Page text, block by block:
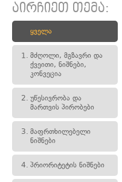
აირჩიეთ თემა:
ყველა
1. მძღოლი, მგზავრი და
ქვეითი, ნიშნები,
კონვეცია
2. უწესივრობა და
მართვის პირობები
3. მაფრთხილებელი
ნიშნები
4. პრიორიტეტის ნიშნები